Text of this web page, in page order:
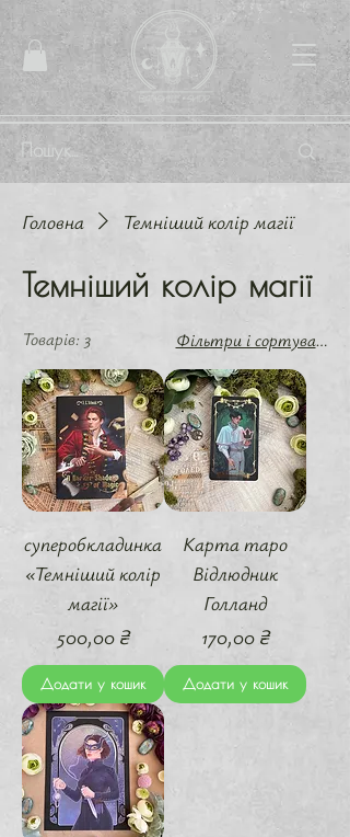
Головна Темніший колір магії
Темніший колір магії
Товарів: 3 Фільтри і сортування
суперобкладинка
«Темніший колір
магії»
Ціна
500,00 ₴
Додати у кошик
Карта таро
Відлюдник
Голланд
Ціна
170,00 ₴
Додати у кошик